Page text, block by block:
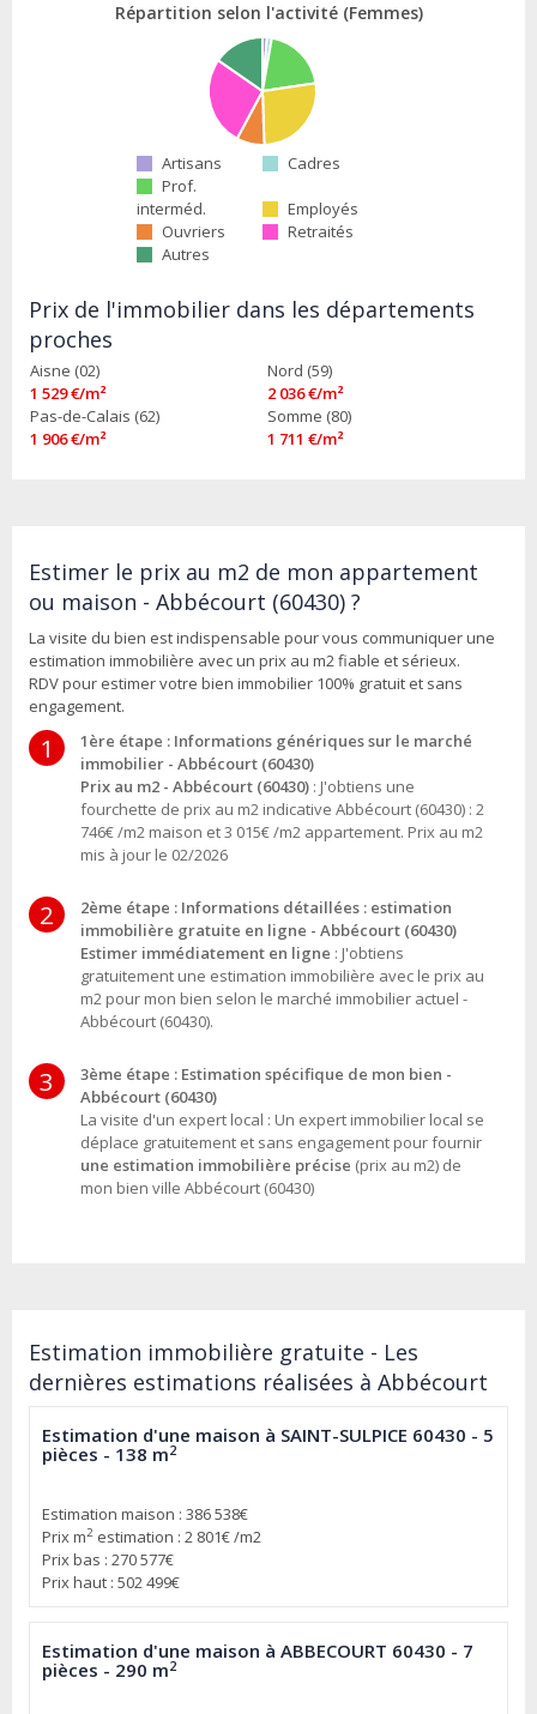
Répartition selon l'activité (Femmes)
Artisans
Cadres
Prof.
interméd.
Employés
Ouvriers
Retraités
Autres
Prix de l'immobilier dans les départements
proches
Aisne (02)
1 529 €/m²
Nord (59)
2 036 €/m²
Pas-de-Calais (62)
1 906 €/m²
Somme (80)
1 711 €/m²
Estimer le prix au m2 de mon appartement
ou maison - Abbécourt (60430) ?
La visite du bien est indispensable pour vous communiquer une
estimation immobilière avec un prix au m2 fiable et sérieux.
RDV pour estimer votre bien immobilier 100% gratuit et sans
engagement.
1
1ère étape : Informations génériques sur le marché
immobilier - Abbécourt (60430)
Prix au m2 - Abbécourt (60430) : J'obtiens une
fourchette de prix au m2 indicative Abbécourt (60430) : 2
746€ /m2 maison et 3 015€ /m2 appartement. Prix au m2
mis à jour le 02/2026
2
2ème étape : Informations détaillées : estimation
immobilière gratuite en ligne - Abbécourt (60430)
Estimer immédiatement en ligne : J'obtiens
gratuitement une estimation immobilière avec le prix au
m2 pour mon bien selon le marché immobilier actuel -
Abbécourt (60430).
3
3ème étape : Estimation spécifique de mon bien -
Abbécourt (60430)
La visite d'un expert local : Un expert immobilier local se
déplace gratuitement et sans engagement pour fournir
une estimation immobilière précise (prix au m2) de
mon bien ville Abbécourt (60430)
Estimation immobilière gratuite - Les
dernières estimations réalisées à Abbécourt
Estimation d'une maison à SAINT-SULPICE 60430 - 5
pièces - 138 m2
Estimation maison : 386 538€
Prix m2 estimation : 2 801€ /m2
Prix bas : 270 577€
Prix haut : 502 499€
Estimation d'une maison à ABBECOURT 60430 - 7
pièces - 290 m2